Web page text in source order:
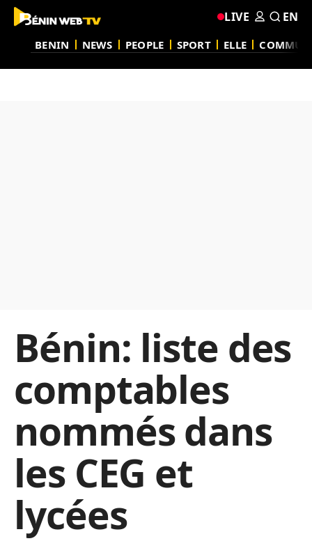
BENIN NEWS PEOPLE SPORT ELLE
LIVE EN
Bénin: liste des
comptables
nommés dans
les CEG et
lycées